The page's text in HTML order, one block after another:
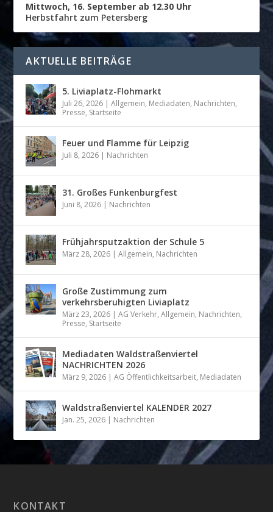
Mittwoch, 16. September ab 12.30 Uhr
Herbstfahrt zum Petersberg
AKTUELLE BEITRÄGE
5. Liviaplatz-Flohmarkt
Juli 26, 2026 |Allgemein, Mediadaten, Nachrichten,
Presse, Startseite
Feuer und Flamme für Leipzig
Juli 8, 2026 | Nachrichten
31. Großes Funkenburgfest
Juni 8, 2026 | Nachrichten
Frühjahrsputzaktion der Schule 5
März 28, 2026 |Allgemein, Nachrichten
Große Zustimmung zum
verkehrsberuhigten Liviaplatz
März 23, 2026 |AG Verkehr,Allgemein, Nachrichten,
Presse, Startseite
Mediadaten Waldstraßenviertel
NACHRICHTEN 2026
März 9, 2026 |AG Öffentlichkeitsarbeit, Mediadaten
Waldstraßenviertel KALENDER 2027
Jan. 25, 2026 | Nachrichten
KONTAKT